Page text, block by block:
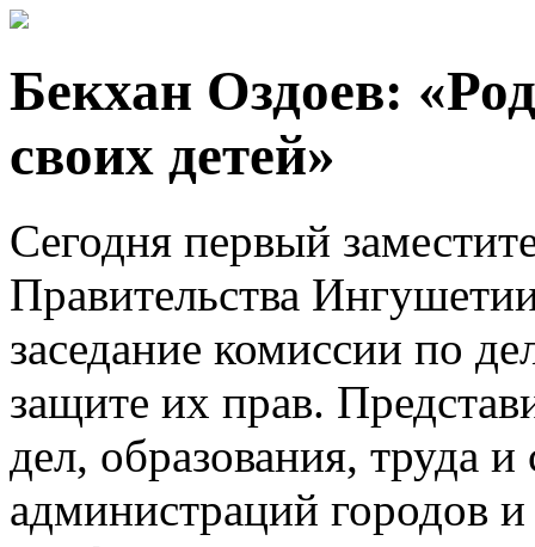
Бекхан Оздоев:
своих детей»
Сегодня первый
Правительства
заседание комиссии по
защите их прав.
дел, образования, труда
администраций городов